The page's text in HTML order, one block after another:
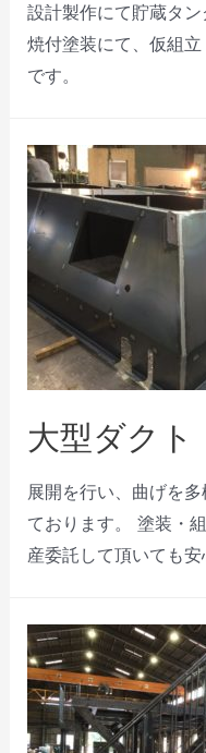
設計製作にて貯蔵タ
焼付塗装にて、仮組
です。
大型ダクト
展開を行い、曲げを
ております。 塗装・
産委託して頂いても安